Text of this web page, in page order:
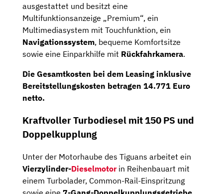
ausgestattet und besitzt eine
Multifunktionsanzeige „Premium“, ein
Multimediasystem mit Touchfunktion, ein
Navigationssystem, bequeme Komfortsitze
sowie eine Einparkhilfe mit Rückfahrkamera.
Die Gesamtkosten bei dem Leasing inklusive
Bereitstellungs­kosten betragen 14.771 Euro
netto.
Kraftvoller Turbodiesel mit 150 PS und
Doppelkupplung
Unter der Motorhaube des Tiguans arbeitet ein
Vierzylinder-Dieselmotorin Reihenbauart mit
einem Turbolader, Common-Rail-Einspritzung